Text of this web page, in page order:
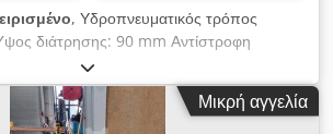
, Υδροπνευματικός τρόπος
διάτρησης: 90 mm Αντίστροφη
Χρονική διαδρομή διάτρησης: 20 mm
kN Dcodpfx Ahow Inudoiok Μέγ. Ύψος
περίπου 280 kg
Μικρή αγγελία